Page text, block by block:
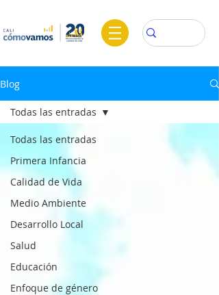
Blog
Todas las entradas
Primera Infancia
Calidad de Vida
Medio Ambiente
Desarrollo Local
Salud
Educación
Enfoque de género
Todas las entradas